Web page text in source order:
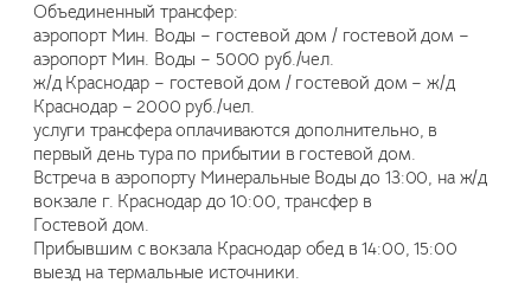
Объединенный трансфер:
аэропорт Мин. Воды – гостевой дом / гостевой дом –
аэропорт Мин. Воды – 5000 руб./чел.
ж/д Краснодар – гостевой дом / гостевой дом – ж/д
Краснодар – 2000 руб./чел.
услуги трансфера оплачиваются дополнительно, в
первый день тура по прибытии в гостевой дом.
Встреча в аэропорту Минеральные Воды до 13:00, на ж/д
вокзале г. Краснодар до 10:00, трансфер в
Гостевой дом.
Прибывшим с вокзала Краснодар обед в 14:00, 15:00
выезд на термальные источники.